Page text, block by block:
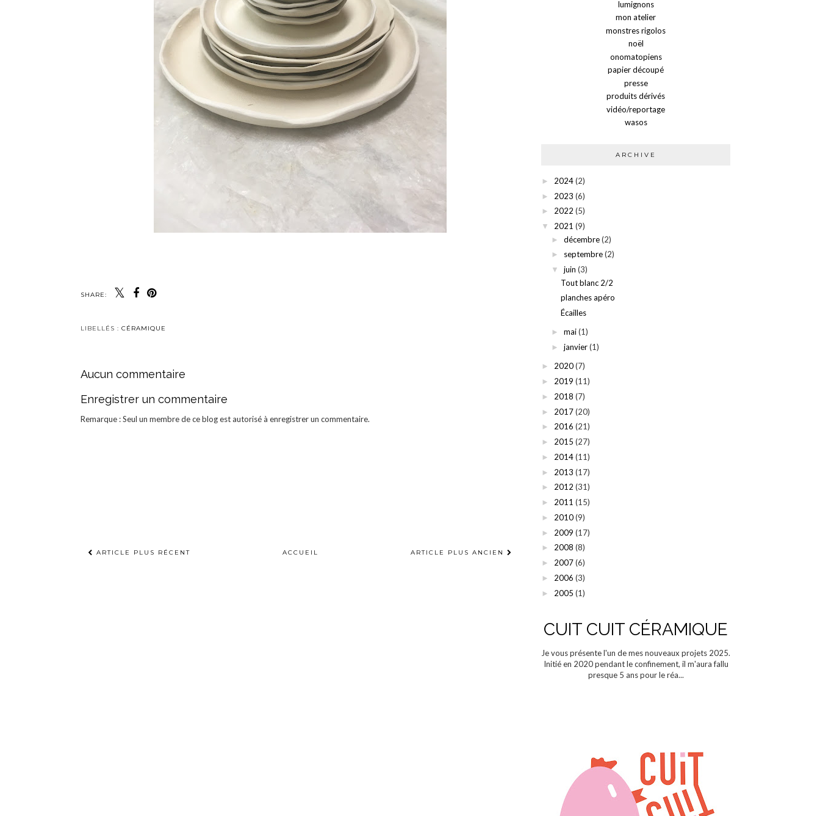
SHARE:
LIBELLÉS : CÉRAMIQUE
Aucun commentaire
Enregistrer un commentaire
Remarque : Seul un membre de ce blog est autorisé à enregistrer un commentaire.
ARTICLE PLUS RÉCENT ARTICLE PLUS ANCIEN
ACCUEIL
lumignons
mon atelier
monstres rigolos
noël
onomatopiens
papier découpé
presse
produits dérivés
vidéo/reportage
wasos
ARCHIVE
► 2024(2)
► 2023 (6)
► 2022 (5)
▼ 2021 (9)
► décembre (2)
► septembre (2)
▼ juin (3)
Tout blanc 2/2
planches apéro
Écailles
► mai (1)
► janvier (1)
► 2020(7)
► 2019 (11)
► 2018 (7)
► 2017(20)
► 2016 (21)
► 2015 (27)
► 2014(11)
► 2013 (17)
► 2012 (31)
► 2011 (15)
► 2010(9)
► 2009 (17)
► 2008 (8)
► 2007(6)
► 2006 (3)
► 2005 (1)
CUIT CUIT CÉRAMIQUE
Je vous présente l'un de mes nouveaux projets 2025.
Initié en 2020 pendant le confinement, il m'aura fallu
presque 5 ans pour le réa...